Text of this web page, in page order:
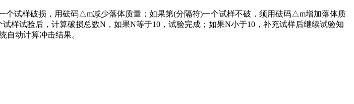
试样破损，用砝码△m减少落体质量；如果第(分隔符)一个试样不破，须用砝码△m增加落体质
样试验后，计算破损总数N，如果N等于10，试验完成；如果N小于10，补充试样后继续试验知
自动计算冲击结果。